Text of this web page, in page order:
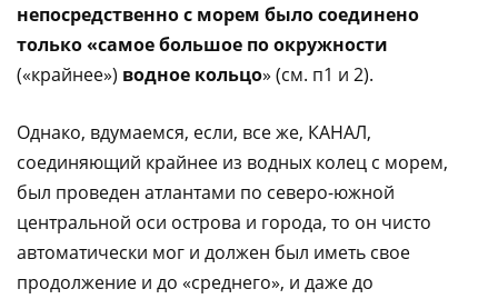
непосредственно с морем было соединено
только «самое большое по окружности
(«крайнее») водное кольцо» (см. п1 и 2).
Однако, вдумаемся, если, все же, КАНАЛ,
соединяющий крайнее из водных колец с морем,
был проведен атлантами по северо-южной
центральной оси острова и города, то он чисто
автоматически мог и должен был иметь свое
продолжение и до «среднего», и даже до